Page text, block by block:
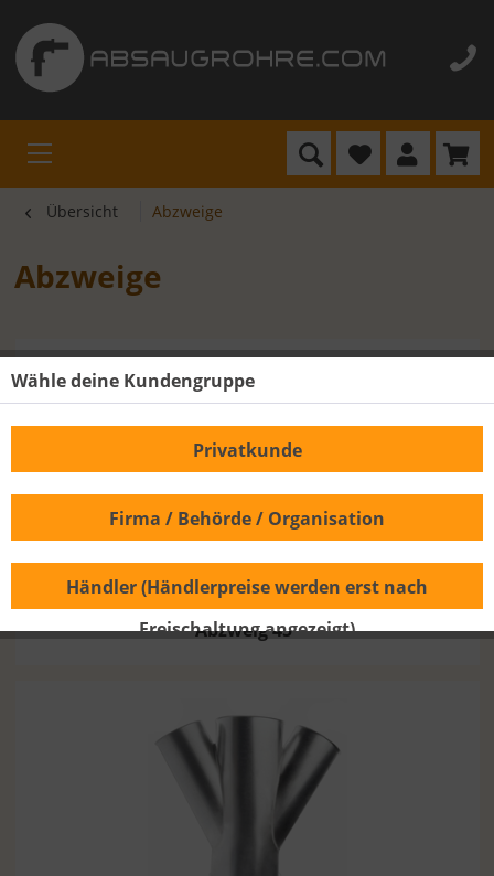
Übersicht Abzweige
Abzweige
Abzweig 45°
Wähle deine Kundengruppe
Privatkunde
Firma / Behörde / Organisation
Händler (Händlerpreise werden erst nach
Freischaltung angezeigt)